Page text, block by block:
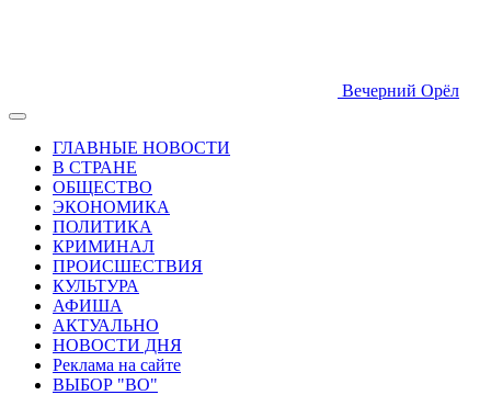
Вечерний Орёл
ГЛАВНЫЕ НОВОСТИ
В СТРАНЕ
ОБЩЕСТВО
ЭКОНОМИКА
ПОЛИТИКА
КРИМИНАЛ
ПРОИСШЕСТВИЯ
КУЛЬТУРА
АФИША
АКТУАЛЬНО
НОВОСТИ ДНЯ
Реклама на сайте
ВЫБОР "ВО"